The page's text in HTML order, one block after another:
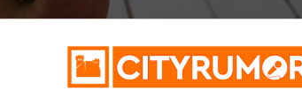
– ascoli.cityrumors.it